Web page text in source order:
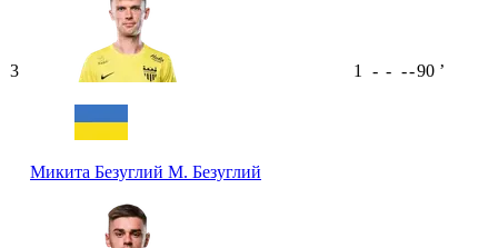
3
Микита Безуглий М. Безуглий
1 - - --90 ʼ